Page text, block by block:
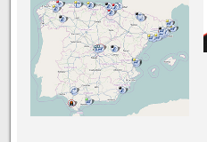
NÚMERO ACTUALHEMEROTECA